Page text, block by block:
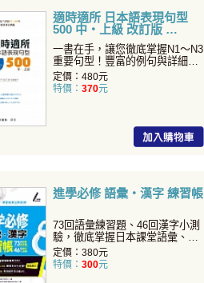
適時適所 日本語表現句型
500 中・上級 改訂版
一書在手，讓您徹底掌握N1～N3
重要句型！豐富的例句與詳細解
說，學習效果加倍，日...
定價：480元
特價： 370元
進學必修 語彙・漢字 練習帳
73回語彙練習題、46回漢字小測
驗，徹底掌握日本課堂語彙、漢
字！...
定價：380元
特價： 300元